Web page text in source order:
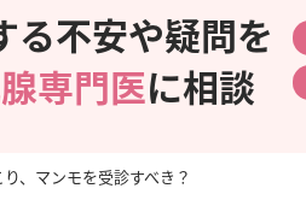
る不安や疑問を
専門医に相談
、マンモを受診すべき？